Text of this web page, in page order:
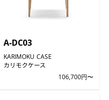
A-DC03
KARIMOKU CASE
カリモクケース
106,700円〜